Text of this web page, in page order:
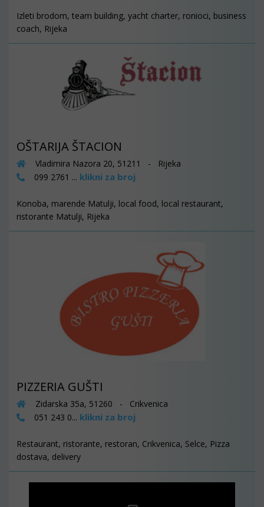
Izleti brodom, team building, yacht charter, ronioci, business
coach, Rijeka
OŠTARIJA ŠTACION
Vladimira Nazora 20, 51211 - Rijeka
099 2761 ... klikni za broj
Konoba, marende Matulji, local food, local restaurant,
ristorante Matulji, Rijeka
PIZZERIA GUŠTI
Zidarska 35a, 51260 - Crikvenica
051 243 0... klikni za broj
Restaurant, ristorante, restoran, Crikvenica, Selce, Pizza
dostava, delivery